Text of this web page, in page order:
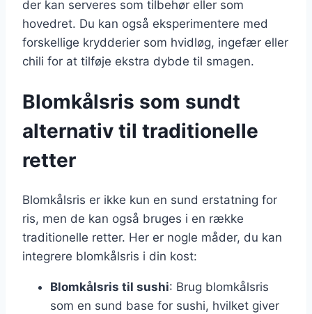
der kan serveres som tilbehør eller som
hovedret. Du kan også eksperimentere med
forskellige krydderier som hvidløg, ingefær eller
chili for at tilføje ekstra dybde til smagen.
Blomkålsris som sundt
alternativ til traditionelle
retter
Blomkålsris er ikke kun en sund erstatning for
ris, men de kan også bruges i en række
traditionelle retter. Her er nogle måder, du kan
integrere blomkålsris i din kost:
Blomkålsris til sushi: Brug blomkålsris
som en sund base for sushi, hvilket giver